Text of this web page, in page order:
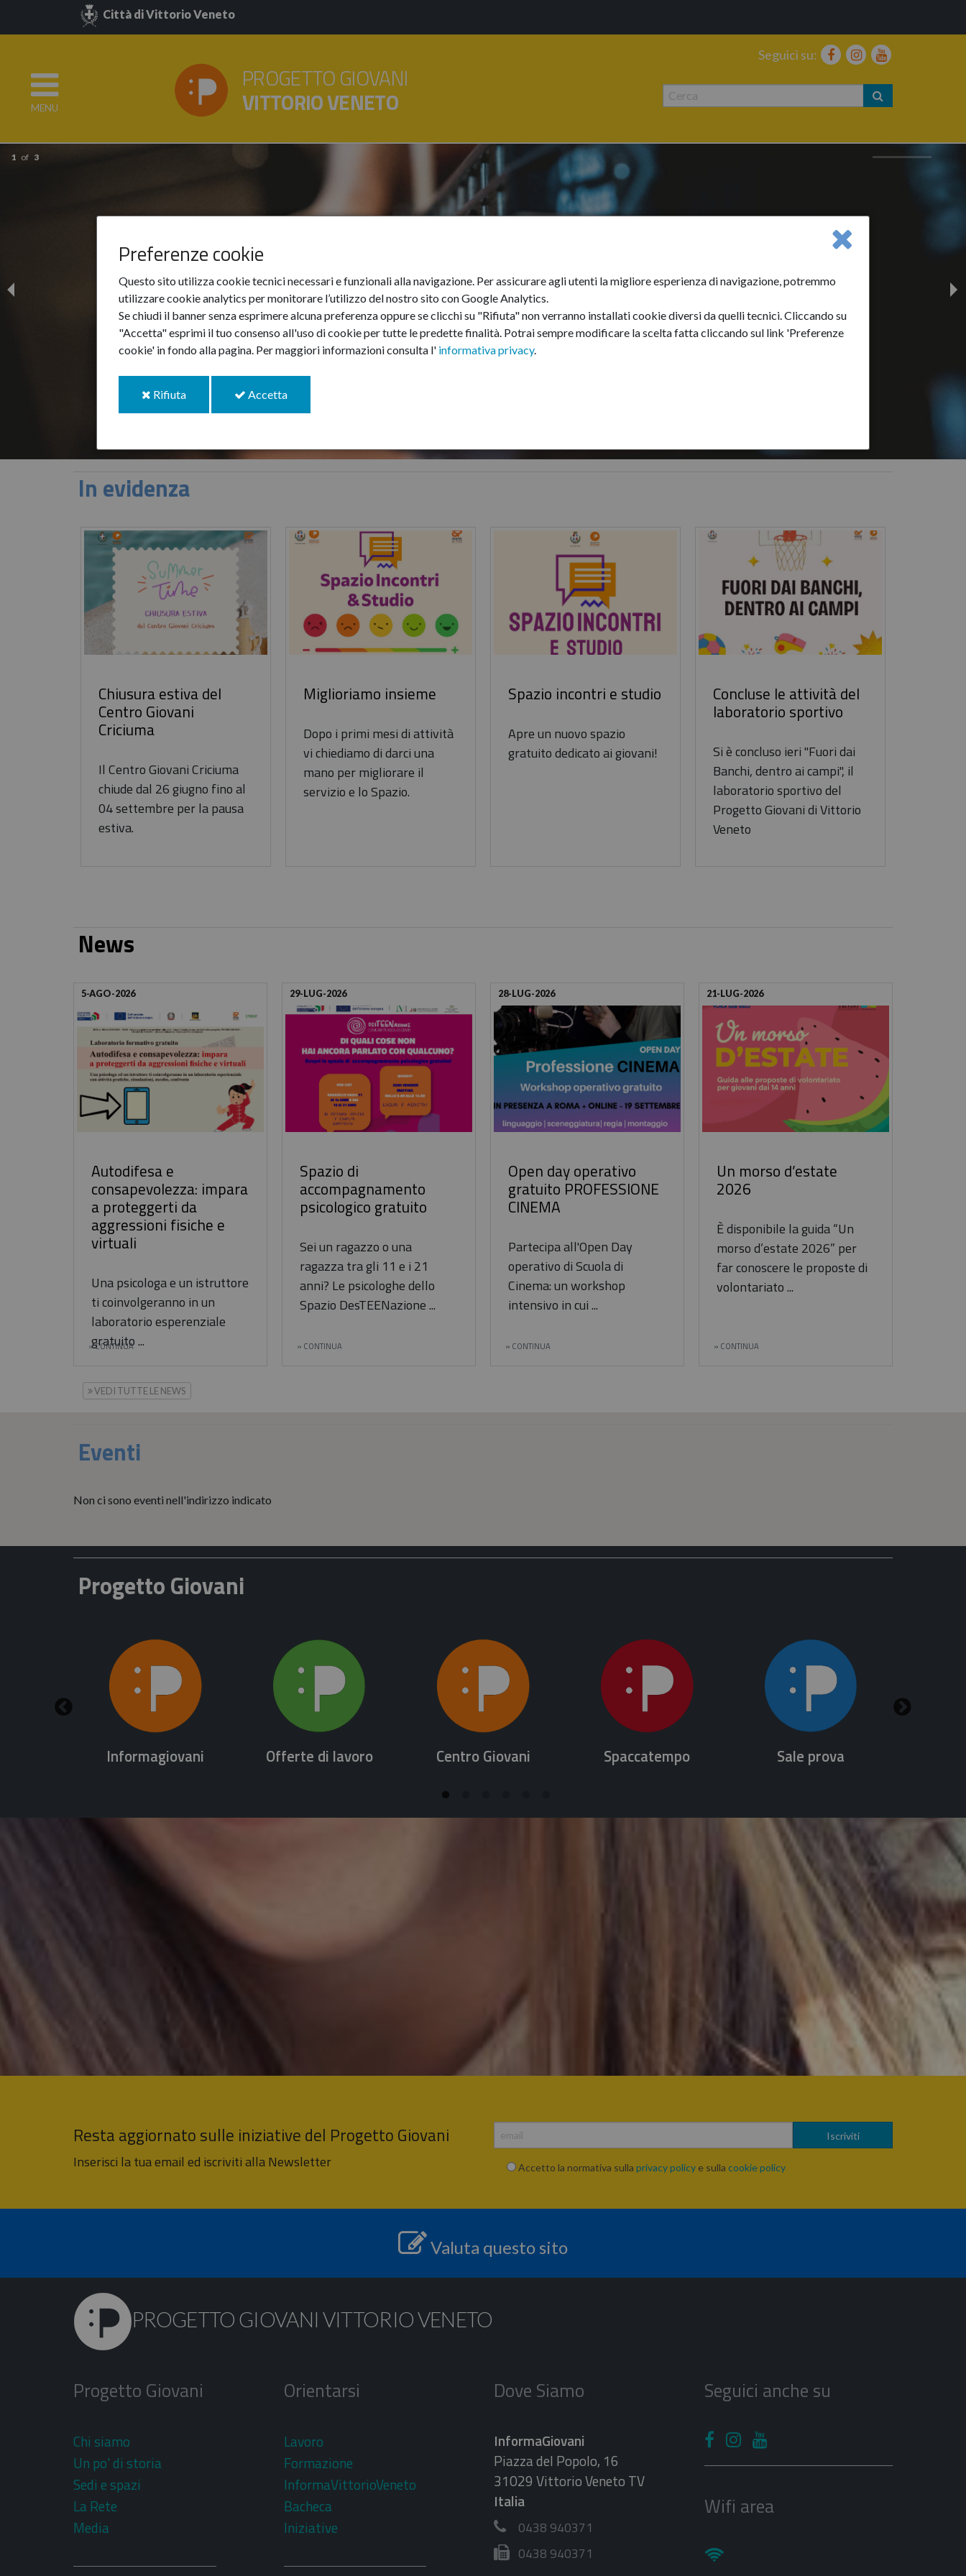
Preferenze cookie
Questo sito utilizza cookie tecnici necessari e funzionali alla navigazione. Per assicurare agli utenti la migliore esperienza di navigazione, potremmo
utilizzare cookie analytics per monitorare l’utilizzo del nostro sito con Google Analytics.
Se chiudi il banner senza esprimere alcuna preferenza oppure se clicchi su "Rifiuta" non verranno installati cookie diversi da quelli tecnici. Cliccando su
"Accetta" esprimi il tuo consenso all'uso di cookie per tutte le predette finalità. Potrai sempre modificare la scelta fatta cliccando sul link 'Preferenze
cookie' in fondo alla pagina. Per maggiori informazioni consulta l' informativa privacy.
Rifiutai
Accettai
Città di Vittorio Veneto
MENU
PROGETTO GIOVANI
VITTORIO VENETO
Seguici su:
:Orientarsi
1 of 3
In evidenza
Chiusura estiva del
Centro Giovani
Criciuma
Il Centro Giovani Criciuma
chiude dal 26 giugno fino al
04 settembre per la pausa
estiva.
Miglioriamo insieme
Dopo i primi mesi di attività
vi chiediamo di darci una
mano per migliorare il
servizio e lo Spazio.
Spazio incontri e studio
Apre un nuovo spazio
gratuito dedicato ai giovani!
Concluse le attività del
laboratorio sportivo
Si è concluso ieri "Fuori dai
Banchi, dentro ai campi", il
laboratorio sportivo del
Progetto Giovani di Vittorio
Veneto
News
5-AGO-2026
Autodifesa e
consapevolezza: impara
a proteggerti da
aggressioni fisiche e
virtuali
Una psicologa e un istruttore
ti coinvolgeranno in un
laboratorio esperenziale
gratuito ...
CONTINUA
29-LUG-2026
Spazio di
accompagnamento
psicologico gratuito
Sei un ragazzo o una
ragazza tra gli 11 e i 21
anni? Le psicologhe dello
Spazio DesTEENazione ...
CONTINUA
28-LUG-2026
Open day operativo
gratuito PROFESSIONE
CINEMA
Partecipa all'Open Day
operativo di Scuola di
Cinema: un workshop
intensivo in cui ...
CONTINUA
21-LUG-2026
Un morso d’estate
2026
È disponibile la guida “Un
morso d’estate 2026” per
far conoscere le proposte di
volontariato ...
CONTINUA
VEDI TUTTE LE NEWS
Eventi
Non ci sono eventi nell'indirizzo indicato
Progetto Giovani
Informagiovani Offerte di lavoro Centro Giovani Spaccatempo Sale prova
Resta aggiornato sulle iniziative del Progetto Giovani
Inserisci la tua email ed iscriviti alla Newsletter Accetto la normativa sulla privacy policye sulla cookie policy
Valuta questo sito
PROGETTO GIOVANI VITTORIO VENETO
Progetto Giovani
Chi siamo
Un po' di storia
Sedi e spazi
La Rete
Media
Orientarsi
Lavoro
Formazione
InformaVittorioVeneto
Bacheca
Iniziative
Dove Siamo
InformaGiovani
Piazza del Popolo, 16
31029 Vittorio Veneto TV
Italia
0438 940371
0438 940371
Seguici anche su
Wifi area